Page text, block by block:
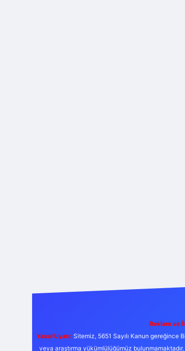
Reklam ve
Yasal Uyarı: Sitemiz, 5651 Sayılı Kanun gereğince
veya araştırma yükümlülüğümüz